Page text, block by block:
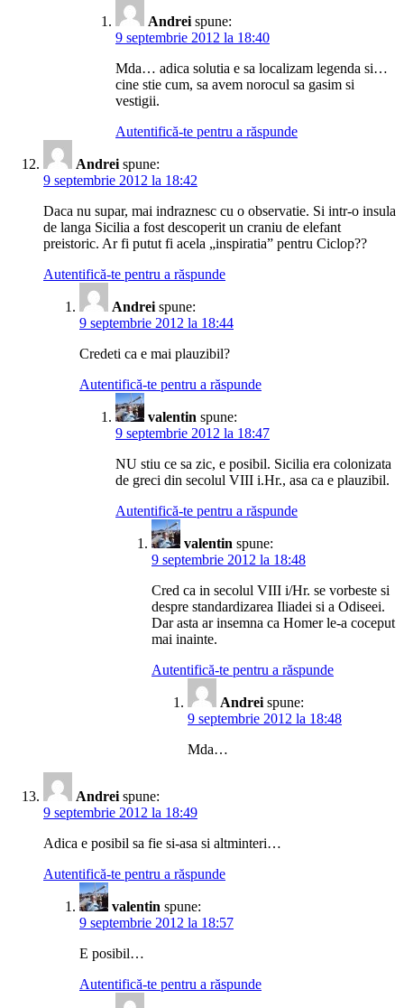
Andrei spune:
9 septembrie 2012 la 18:40
Mda… adica solutia e sa localizam legenda si…
cine stie cum, sa avem norocul sa gasim si
vestigii.
Autentifică-te pentru a răspunde
Andrei spune:
9 septembrie 2012 la 18:42
Daca nu supar, mai indraznesc cu o observatie. Si intr-o insula
de langa Sicilia a fost descoperit un craniu de elefant
preistoric. Ar fi putut fi acela „inspiratia” pentru Ciclop??
Autentifică-te pentru a răspunde
Andrei spune:
9 septembrie 2012 la 18:44
Credeti ca e mai plauzibil?
Autentifică-te pentru a răspunde
valentin spune:
9 septembrie 2012 la 18:47
NU stiu ce sa zic, e posibil. Sicilia era colonizata
de greci din secolul VIII i.Hr., asa ca e plauzibil.
Autentifică-te pentru a răspunde
valentin spune:
9 septembrie 2012 la 18:48
Cred ca in secolul VIII i/Hr. se vorbeste si
despre standardizarea Iliadei si a Odiseei.
Dar asta ar insemna ca Homer le-a coceput
mai inainte.
Autentifică-te pentru a răspunde
Andrei spune:
9 septembrie 2012 la 18:48
Mda…
Andrei spune:
9 septembrie 2012 la 18:49
Adica e posibil sa fie si-asa si altminteri…
Autentifică-te pentru a răspunde
valentin spune:
9 septembrie 2012 la 18:57
E posibil…
Autentifică-te pentru a răspunde